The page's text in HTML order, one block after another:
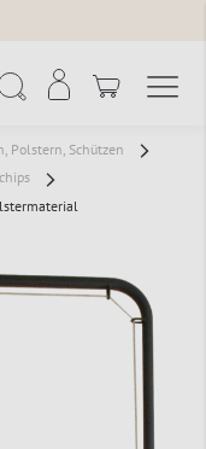
Polstern, Schützen